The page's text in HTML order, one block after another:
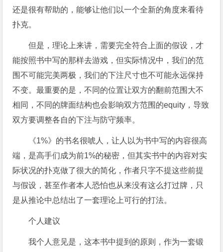
还是很有帮助的，能够让他们以一个全新的角度来看待
扑克。
但是，理论上来讲，需要完全符合上面的假设，才
能按照书中写的那样去游戏，但实际情况中，我们的范
围不可能完美两极，我们的下注尺寸也不可能永远保持
不变。最重要的是，不同的位置让双方的翻前范围大不
相同，不同的牌面结构也会影响双方范围的equity，导致
双方要调整各自的下注与防守频率。
《1%》的书名很唬人，让人以为书中写的内容很高
端，是高手们成为前1%的秘密，但其实书中的内容对实
际状况的扑克做了很大的简化，作者只字不提这些前提
与假设，甚至作者本人恐怕也从来没有这么打过牌，只
是从推论中总结出了一套理论上可行的打法。
个人建议
我个人意见是，这本书中提到的原则，作为一套锻